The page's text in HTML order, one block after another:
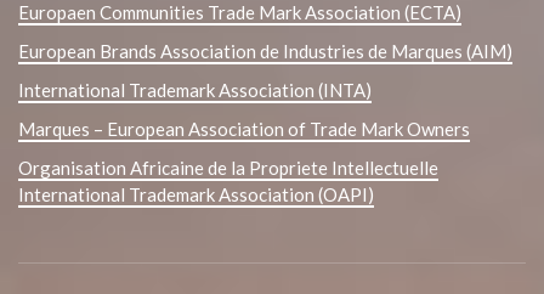
Europaen Communities Trade Mark Association (ECTA)
European Brands Association de Industries de Marques (AIM)
International Trademark Association (INTA)
Marques – European Association of Trade Mark Owners
Organisation Africaine de la Propriete Intellectuelle
International Trademark Association (OAPI)